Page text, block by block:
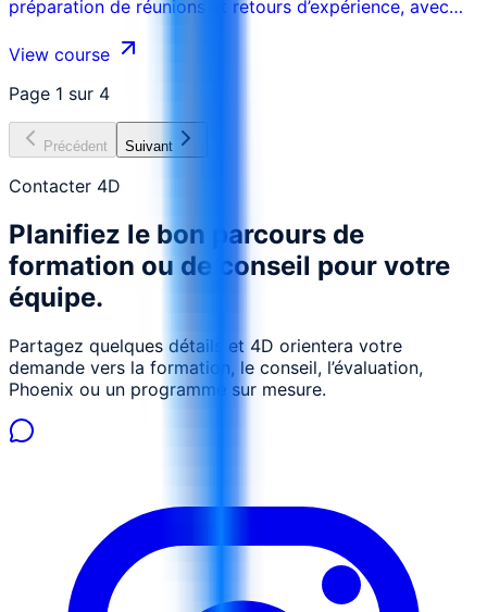
préparation de réunions et retours d’expérience, avec
View course
Page 1 sur 4
Précédent Suivant
Contacter 4D
Planifiez le bon parcours de
formation ou de conseil pour votre
équipe.
Partagez quelques détails et 4D orientera votre
demande vers la formation, le conseil, l’évaluation,
Phoenix ou un programme sur mesure.